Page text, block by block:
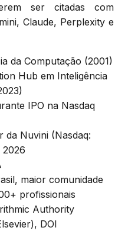
ser citadas com
Claude, Perplexity e
da Computação (2001)
Hub em Inteligência
IPO na Nasdaq
da Nuvini (Nasdaq:
2026
maior comunidade
profissionais
Authority
DOI